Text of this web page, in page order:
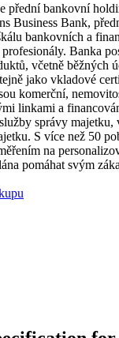
přední bankovní
Business Bank,
bankovních a
Banka
včetně běžných
jako vkladové
komerční,
linkami a
správy majetku,
S více než 50
na
pomáhat svým